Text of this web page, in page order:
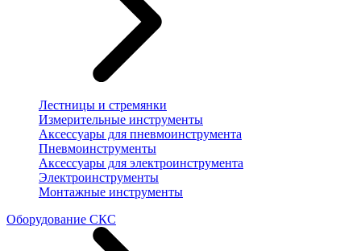
Лестницы и стремянки
Измерительные инструменты
Аксессуары для пневмоинструмента
Пневмоинструменты
Аксессуары для электроинструмента
Электроинструменты
Монтажные инструменты
Оборудование СКС